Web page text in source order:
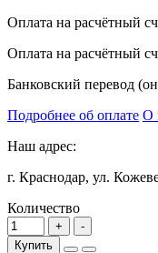
Оплата на расчётный
Оплата на расчётный
Банковский перевод
Подробнее об оплате О
Наш адрес:
г. Краснодар, ул.
Количество
Купить